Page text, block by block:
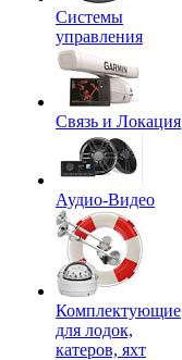
Системы
управления
Связь и Локация
Аудио-Видео
Комплектующие
для лодок,
катеров, яхт